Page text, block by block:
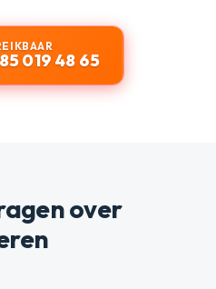
019 48 65
over